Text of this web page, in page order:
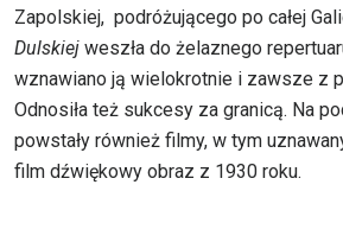
Zapolskiej, podróżującego po całej
Dulskiej weszła do żelaznego
wznawiano ją wielokrotnie i zawsze z
Odnosiła też sukcesy za granicą. Na
powstały również filmy, w tym
film dźwiękowy obraz z 1930 roku.